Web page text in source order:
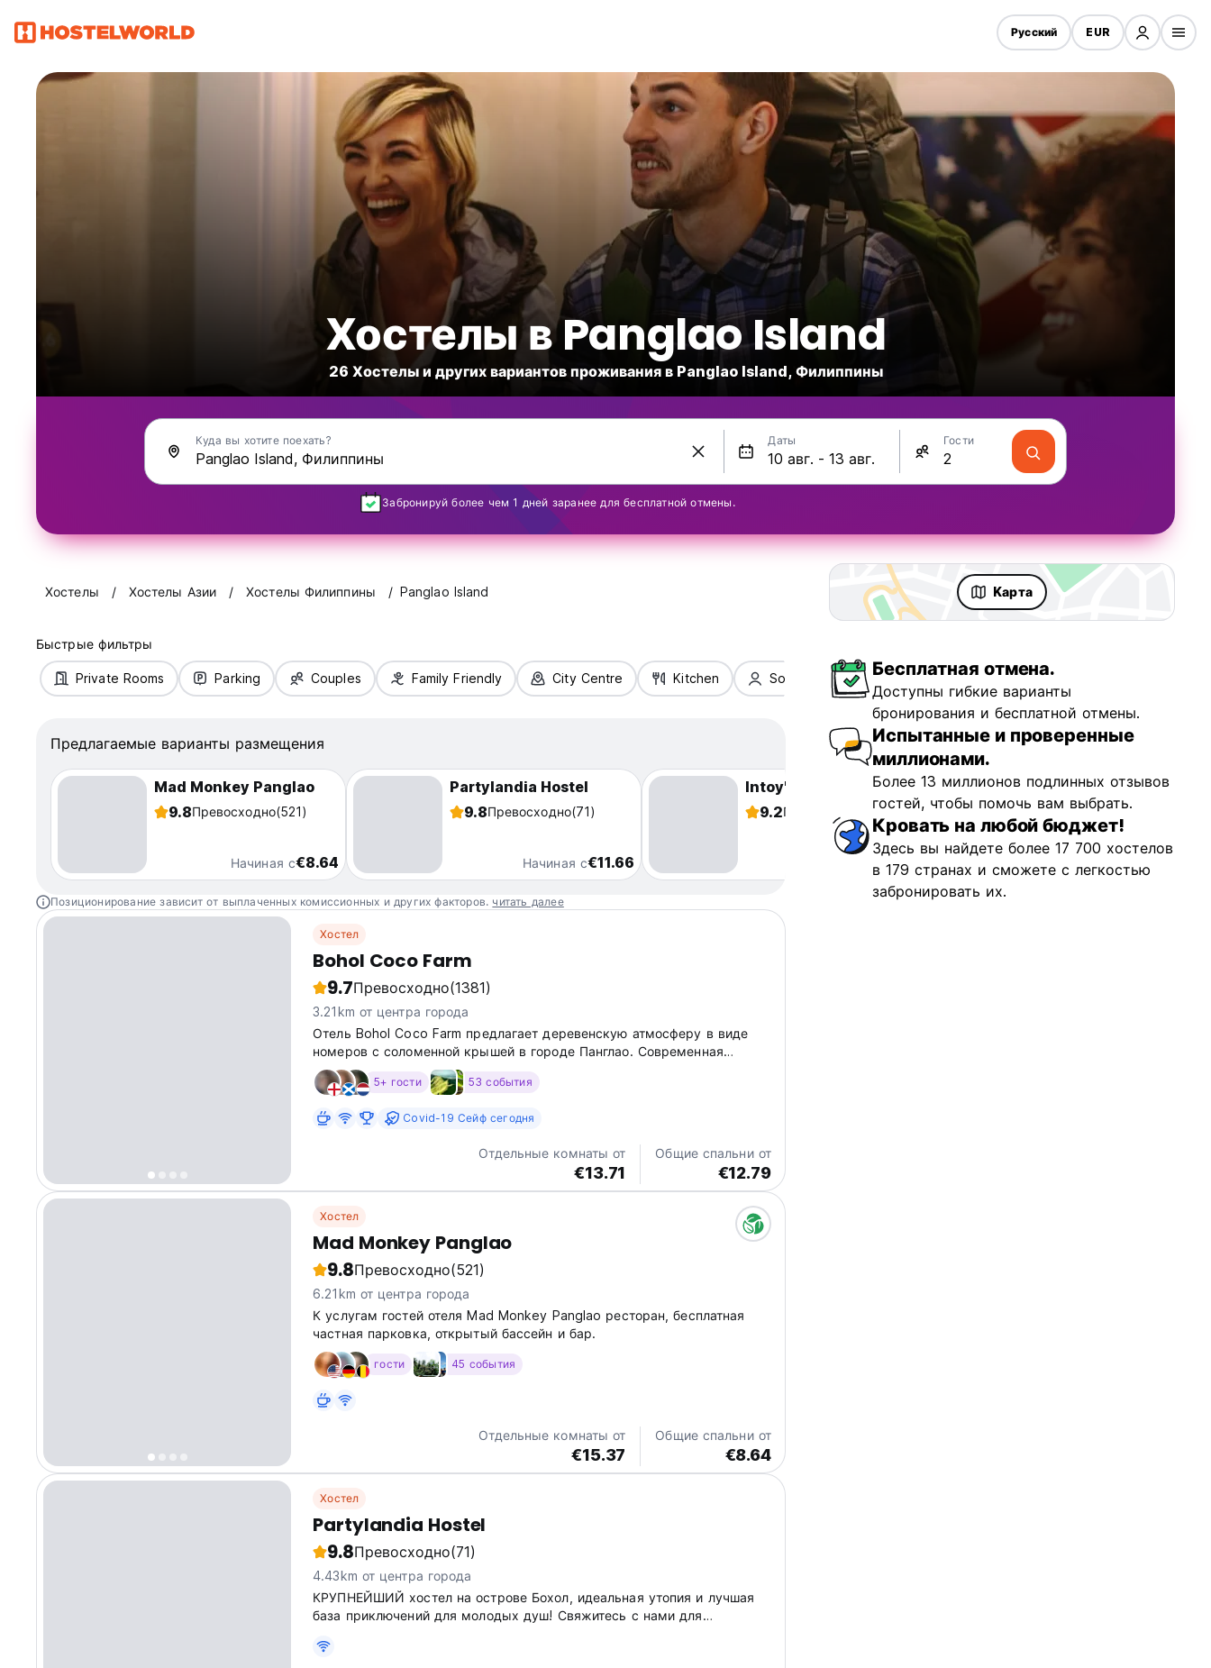
Русский EUR
Хостелы в Panglao Island
26 Хостелы и других вариантов проживания в Panglao Island, Филиппины
Куда вы хотите поехать? Даты Гости
Забронируй более чем 1 дней заранее для бесплатной отмены.
Хостелы Хостелы Азии Хостелы Филиппины Panglao Island Kарта
Быстрые фильтры
Private Rooms Parking Couples Family Friendly City Centre Kitchen Solo Travellers Fun & Party
Предлагаемые варианты размещения
Mad Monkey Panglao
9.8Превосходно(521)
Начиная с€8.64
Partylandia Hostel
9.8Превосходно(71)
Начиная с€11.66
Intoy's Place
9.2Превосходно (68)
Начиная с€5.76
Позиционирование зависит от выплаченных комиссионных и других факторов. читать далее
Хостел
Bohol Coco Farm
9.7Превосходно(1381)
3.21km от центра города
Отель Bohol Coco Farm предлагает деревенскую атмосферу в виде
номеров с соломенной крышей в городе Панглао. Современная
роскошь включает бесплатный Wi-Fi в местах общего пользования и
ресторан. Расстояние до пляжа Алона составляет 6 км. Аэропорт
5+ гости 53 события
Covid-19 Сейф сегодня
Отдельные комнаты от
€13.71
Общие спальни от
€12.79
Хостел
Mad Monkey Panglao
9.8Превосходно(521)
6.21km от центра города
К услугам гостей отеля Mad Monkey Panglao ресторан, бесплатная
частная парковка, открытый бассейн и бар.
гости 45 события
Отдельные комнаты от
€15.37
Общие спальни от
€8.64
Хостел
Partylandia Hostel
9.8Превосходно(71)
4.43km от центра города
КРУПНЕЙШИЙ хостел на острове Бохол, идеальная утопия и лучшая
база приключений для молодых душ! Свяжитесь с нами для
🏋🏻‍♂️ тренажерный зал, 🏀 баскетбольная площадка и 🥷🏼
Бесплатная отмена.
Доступны гибкие варианты
бронирования и бесплатной отмены.
Испытанные и проверенные
миллионами.
Более 13 миллионов подлинных отзывов
гостей, чтобы помочь вам выбрать.
Кровать на любой бюджет!
Здесь вы найдете более 17 700 хостелов
в 179 странах и сможете с легкостью
забронировать их.